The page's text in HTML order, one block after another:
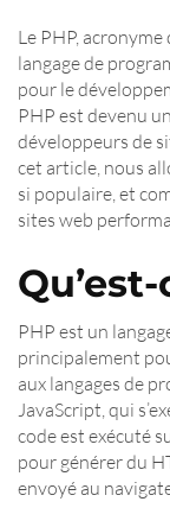
Le PHP,
langage de
pour le
PHP est devenu
développeurs de
cet article, nous
si populaire, et
sites web
PHP est un
principalement
aux langages de
JavaScript, qui
code est exécuté
pour générer du
envoyé au